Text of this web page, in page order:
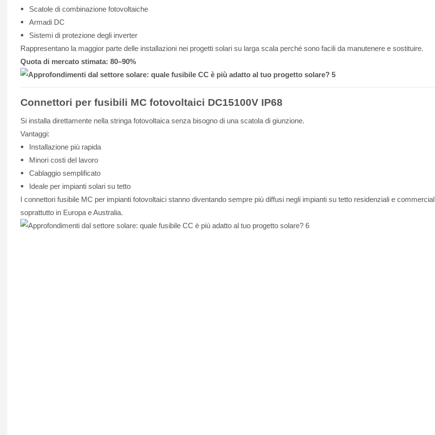
Scatole di combinazione fotovoltaiche
Armadi DC
Sistemi di protezione degli inverter
Rappresentano la maggior parte delle installazioni nei progetti solari su larga scala perché sono facili da manutenere e sostituire.
Quota di mercato stimata: 80–90%
Connettori per fusibili MC fotovoltaici DC15100V IP68
Si installa direttamente nella stringa fotovoltaica senza bisogno di una scatola di giunzione.
Vantaggi:
Installazione più rapida
Minori costi del lavoro
Cablaggio semplificato
Ideale per impianti solari su tetto
I connettori fusibile MC per impianti fotovoltaici stanno diventando sempre più diffusi negli impianti su tetto residenziali e
soprattutto in Europa e Australia.